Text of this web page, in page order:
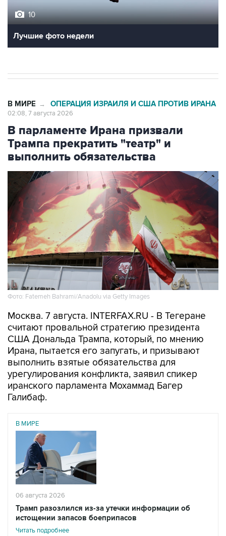
10
Лучшие фото недели
В МИРЕ → ОПЕРАЦИЯ ИЗРАИЛЯ И США ПРОТИВ ИРАНА
02:08, 7 августа 2026
В парламенте Ирана призвали
Трампа прекратить "театр" и
выполнить обязательства
Фото: Fatemeh Bahrami/Anadolu via Getty Images
Москва. 7 августа. INTERFAX.RU - В Тегеране
считают провальной стратегию президента
США Дональда Трампа, который, по мнению
Ирана, пытается его запугать, и призывают
выполнить взятые обязательства для
урегулирования конфликта, заявил спикер
иранского парламента Мохаммад Багер
Галибаф.
В МИРЕ
06 августа 2026
Трамп разозлился из-за утечки информации об
истощении запасов боеприпасов
Читать подробнее